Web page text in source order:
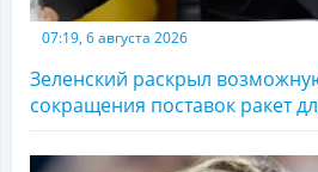
07:19, 6 августа 2026
Зеленский раскрыл
сокращения поставок ракет